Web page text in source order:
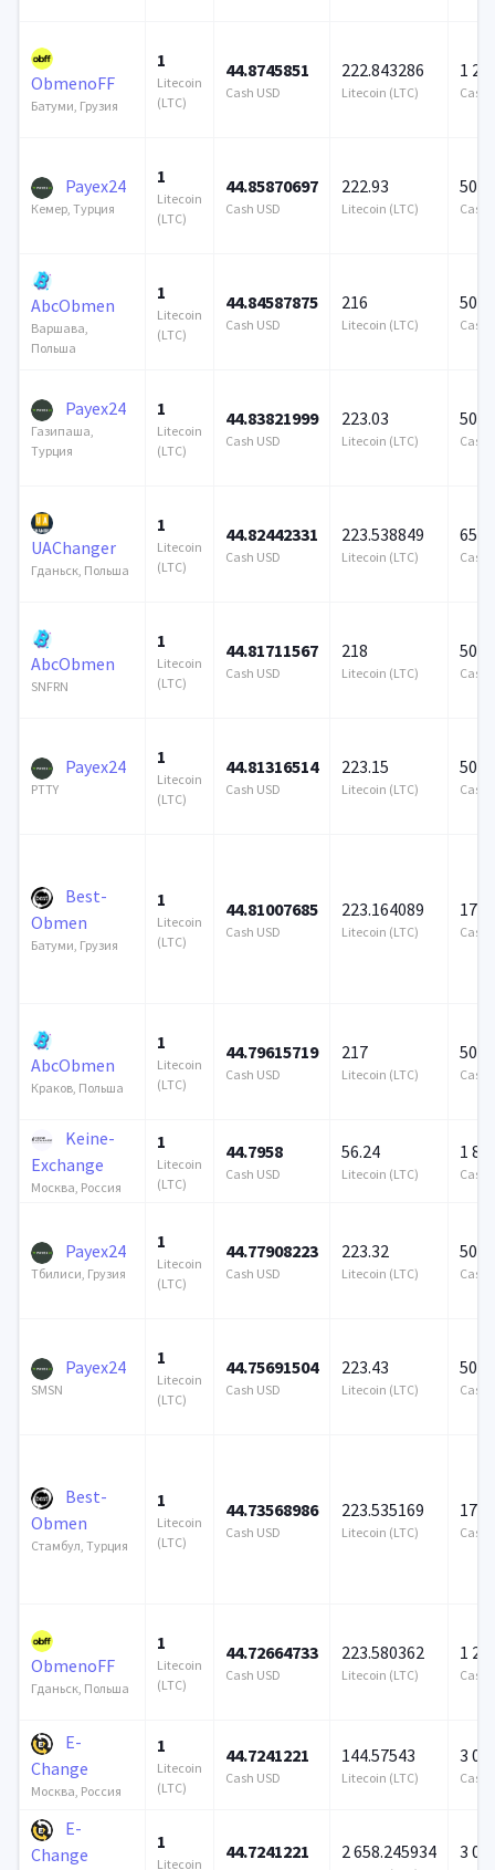
ObmenoFF
Батуми, Грузия
1
Litecoin
(LTC)
44.8745851
Cash USD
222.843286
Litecoin (LTC)
1
Cash
Payex24
Кемер, Турция
1
Litecoin
(LTC)
44.85870697
Cash USD
222.93
Litecoin (LTC)
500
Cash
AbcObmen
Варшава,
Польша
1
Litecoin
(LTC)
44.84587875
Cash USD
216
Litecoin (LTC)
500
Cash
Payex24
Газипаша,
Турция
1
Litecoin
(LTC)
44.83821999
Cash USD
223.03
Litecoin (LTC)
500
Cash
UAChanger
Гданьск, Польша
1
Litecoin
(LTC)
44.82442331
Cash USD
223.538849
Litecoin (LTC)
656
Cash
AbcObmen
SNFRN
1
Litecoin
(LTC)
44.81711567
Cash USD
218
Litecoin (LTC)
500
Cash
Payex24
PTTY
1
Litecoin
(LTC)
44.81316514
Cash USD
223.15
Litecoin (LTC)
500
Cash
Best-
Obmen
Батуми, Грузия
1
Litecoin
(LTC)
44.81007685
Cash USD
223.164089
Litecoin (LTC)
172
Cash
AbcObmen
Краков, Польша
1
Litecoin
(LTC)
44.79615719
Cash USD
217
Litecoin (LTC)
500
Cash
Keine-
Exchange
Москва, Россия
1
Litecoin
(LTC)
44.7958
Cash USD
56.24
Litecoin (LTC)
1
Cash
Payex24
Тбилиси, Грузия
1
Litecoin
(LTC)
44.77908223
Cash USD
223.32
Litecoin (LTC)
500
Cash
Payex24
SMSN
1
Litecoin
(LTC)
44.75691504
Cash USD
223.43
Litecoin (LTC)
500
Cash
Best-
Obmen
Стамбул, Турция
1
Litecoin
(LTC)
44.73568986
Cash USD
223.535169
Litecoin (LTC)
172
Cash
ObmenoFF
Гданьск, Польша
1
Litecoin
(LTC)
44.72664733
Cash USD
223.580362
Litecoin (LTC)
1
Cash
E-
Change
Москва, Россия
1
Litecoin
(LTC)
44.7241221
Cash USD
144.57543
Litecoin (LTC)
3
Cash
E-
Change
1
Litecoin
44.7241221 2 658.245934 3